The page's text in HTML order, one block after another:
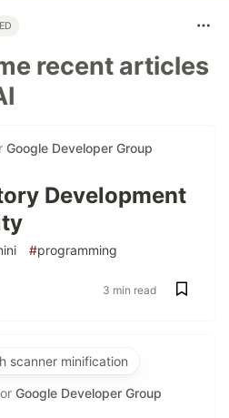
recent articles
Google Developer Group
Development
#programming
3 min read
scanner minification
Google Developer Group